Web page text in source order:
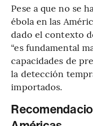
Pese a que no se
ébola en las
dado el contexto
“es fundamental
capacidades de
la detección
importados.